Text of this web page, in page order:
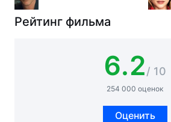
Рейтинг фильма
6.2/ 10
254 000 оценок
Оценить